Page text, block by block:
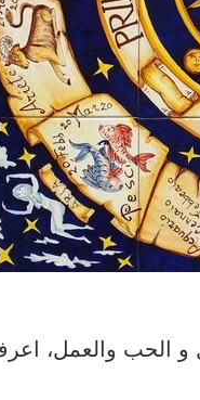
الأبراج فى عام 2022 فى